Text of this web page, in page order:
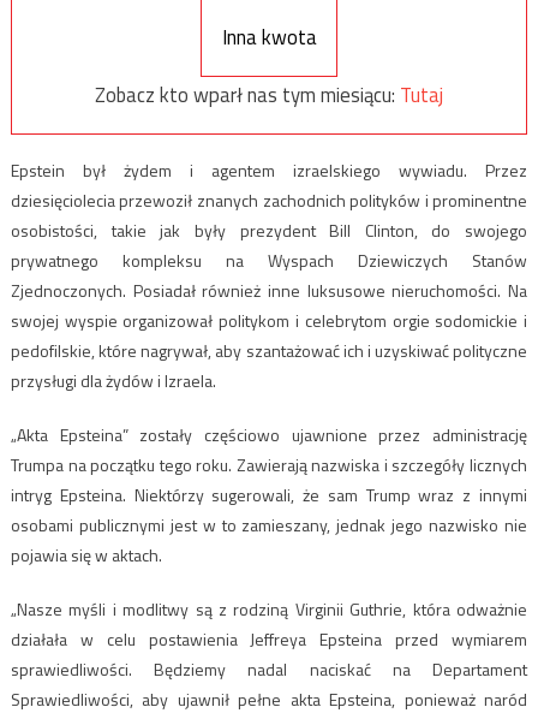
Inna kwota
Zobacz kto wparł nas tym miesiącu: Tutaj
Epstein był żydem i agentem izraelskiego wywiadu. Przez
dziesięciolecia przewoził znanych zachodnich polityków i prominentne
osobistości, takie jak byłyprezydent Bill Clinton, do swojego
prywatnego kompleksu na Wyspach Dziewiczych Stanów
Zjednoczonych. Posiadał również inne luksusowe nieruchomości. Na
swojej wyspie organizował politykom i celebrytom orgie sodomickie i
pedofilskie, które nagrywał, aby szantażować ich i uzyskiwać polityczne
przysługi dla żydów i Izraela.
„Akta Epsteina” zostały częściowo ujawnione przez administrację
Trumpa na początku tego roku. Zawierają nazwiska i szczegóły licznych
intryg Epsteina. Niektórzy sugerowali, że sam Trump wraz z innymi
osobami publicznymi jest w to zamieszany, jednak jego nazwisko nie
pojawia się w aktach.
„Nasze myśli i modlitwy są z rodziną Virginii Guthrie, która odważnie
działała w celu postawienia Jeffreya Epsteina przed wymiarem
sprawiedliwości. Będziemy nadal naciskać na Departament
Sprawiedliwości, aby ujawnił pełne akta Epsteina, ponieważ naród